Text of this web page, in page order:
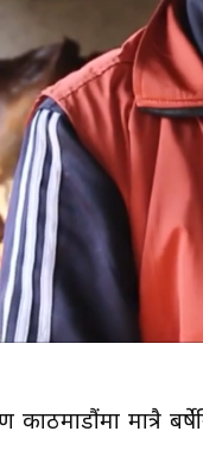
काठमाडौंमा मात्रै